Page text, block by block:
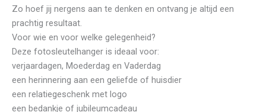
Zo hoef jij nergens aan te denken en ontvang je altijd een
prachtig resultaat.
Voor wie en voor welke gelegenheid?
Deze fotosleutelhanger is ideaal voor:
verjaardagen, Moederdag en Vaderdag
een herinnering aan een geliefde of huisdier
een relatiegeschenk met logo
een bedankje of jubileumcadeau